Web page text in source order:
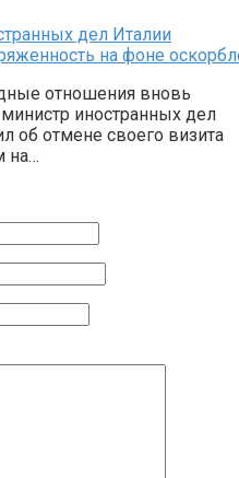
дел Италии
на фоне
отношения вновь
иностранных дел
об отмене своего визита
на…